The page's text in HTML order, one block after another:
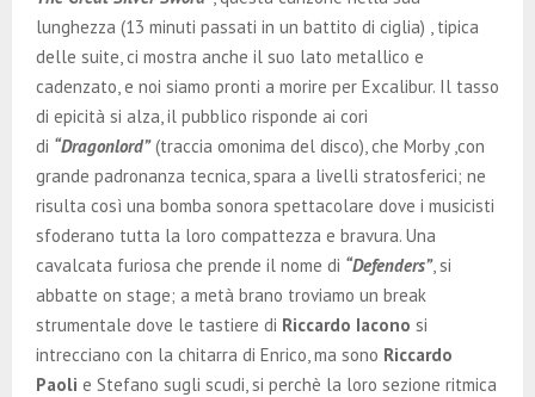
lunghezza (13 minuti passati in un battito di ciglia) , tipica
delle suite, ci mostra anche il suo lato metallico e
cadenzato, e noi siamo pronti a morire per Excalibur. Il tasso
di epicità si alza, il pubblico risponde ai cori
di “Dragonlord”(traccia omonima del disco), che Morby ,con
grande padronanza tecnica, spara a livelli stratosferici; ne
risulta così una bomba sonora spettacolare dove i musicisti
sfoderano tutta la loro compattezza e bravura. Una
cavalcata furiosa che prende il nome di “Defenders”, si
abbatte on stage; a metà brano troviamo un break
strumentale dove le tastiere di Riccardo Iacono si
intrecciano con la chitarra di Enrico, ma sono Riccardo
Paoli e Stefano sugli scudi, si perchè la loro sezione ritmica